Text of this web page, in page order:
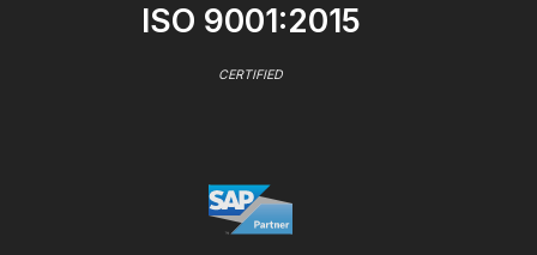
ISO 9001:2015
CERTIFIED